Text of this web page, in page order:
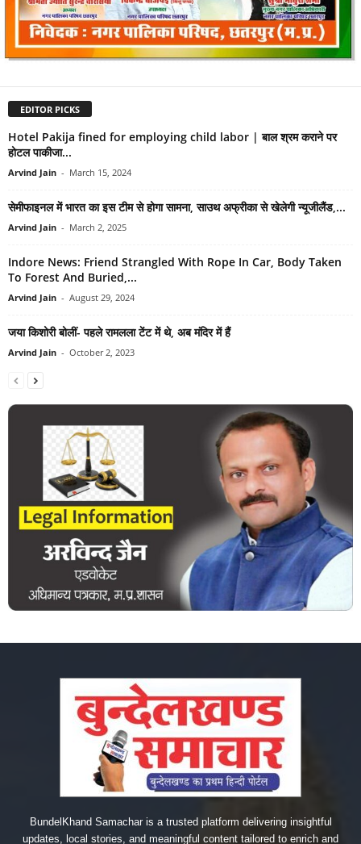
EDITOR PICKS
Hotel Pakija fined for employing child labor | बाल श्रम कराने पर
होटल पाकीजा...
Arvind Jain - March 15, 2024
सेमीफाइनल में भारत का इस टीम से होगा सामना, साउथ अफ्रीका से खेलेगी न्यूजीलैंड,...
Arvind Jain - March 2, 2025
Indore News: Friend Strangled With Rope In Car, Body Taken
To Forest And Buried,...
Arvind Jain - August 29, 2024
जया किशोरी बोलीं- पहले रामलला टेंट में थे, अब मंदिर में हैं
Arvind Jain - October 2, 2023
BundelKhand Samachar is a trusted platform delivering insightful
updates, local stories, and meaningful content tailored to enrich and